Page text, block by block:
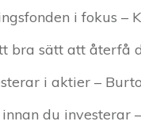
i fokus –
bra sätt att återfå
i aktier –
du investerar